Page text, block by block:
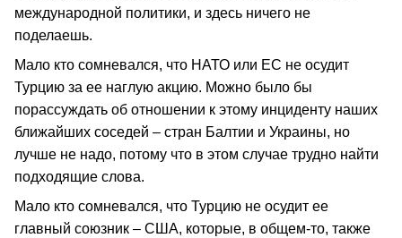
международной политики, и здесь ничего не
поделаешь.
Мало кто сомневался, что НАТО или ЕС не осудит
Турцию за ее наглую акцию. Можно было бы
порассуждать об отношении к этому инциденту наших
ближайших соседей – стран Балтии и Украины, но
лучше не надо, потому что в этом случае трудно найти
подходящие слова.
Мало кто сомневался, что Турцию не осудит ее
главный союзник – США, которые, в общем-то, также